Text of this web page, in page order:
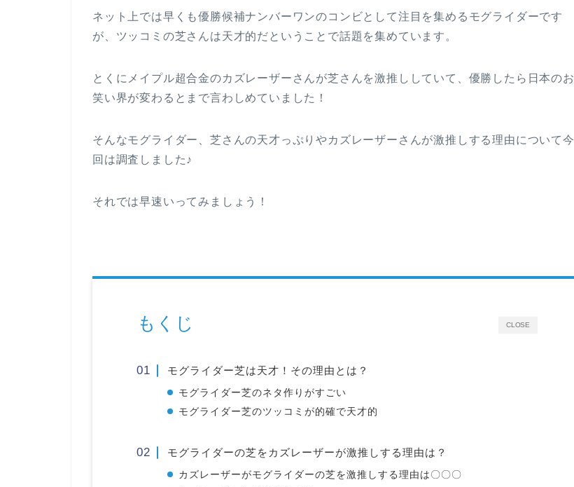
ネット上では早くも優勝候補ナンバーワンのコンビとして注目を集めるモグライダーです
が、ツッコミの芝さんは天才的だということで話題を集めています。
とくにメイプル超合金のカズレーザーさんが芝さんを激推ししていて、優勝したら日本のお
笑い界が変わるとまで言わしめていました！
そんなモグライダー、芝さんの天才っぷりやカズレーザーさんが激推しする理由について今
回は調査しました♪
それでは早速いってみましょう！
CLOSE
もくじ
モグライダー芝は天才！その理由とは？
モグライダー芝のネタ作りがすごい
モグライダー芝のツッコミが的確で天才的
モグライダーの芝をカズレーザーが激推しする理由は？
カズレーザーがモグライダーの芝を激推しする理由は〇〇〇